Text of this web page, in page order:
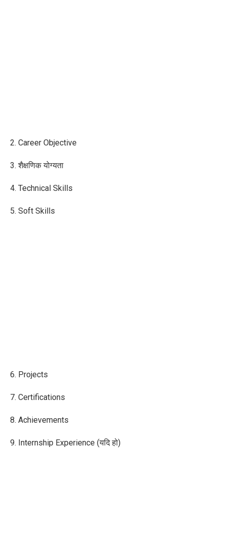
2. Career Objective
3. शैक्षणिक योग्यता
4. Technical Skills
5. Soft Skills
6. Projects
7. Certifications
8. Achievements
9. Internship Experience (यदि हो)